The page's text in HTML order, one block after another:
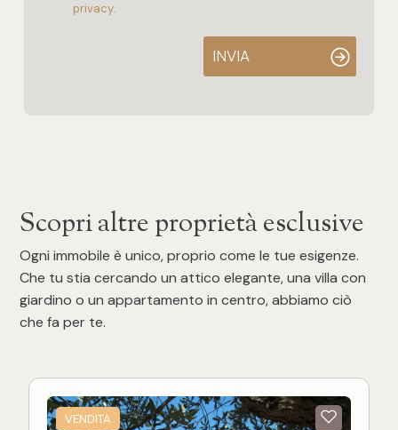
privacy.
INVIA
Scopri altre proprietà esclusive
Ogni immobile è unico, proprio come le tue esigenze.
Che tu stia cercando un attico elegante, una villa con
giardino o un appartamento in centro, abbiamo ciò
che fa per te.
VENDITA